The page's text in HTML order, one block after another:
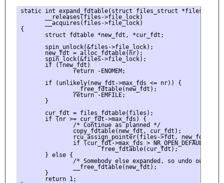
static int expand_fdtable(struct files_struct *files, int
       __releases(files->file_lock)
       __acquires(files->file_lock)
{
       struct fdtable *new_fdt, *cur_fdt;
       spin_unlock(&files->file_lock);
       new_fdt = alloc_fdtable(nr);
       spin_lock(&files->file_lock);
       if (!new_fdt)
               return -ENOMEM;
       if (unlikely(new_fdt->max_fds <= nr)) {
               __free_fdtable(new_fdt);
               return -EMFILE;
       }
       cur_fdt = files_fdtable(files);
       if (nr >= cur_fdt->max_fds) {
               /* Continue as planned */
               copy_fdtable(new_fdt, cur_fdt);
               rcu_assign_pointer(files->fdt, new_fdt);
               if (cur_fdt->max_fds > NR_OPEN_DEFAULT)
                       free_fdtable(cur_fdt);
       } else {
/* Somebody else expanded, so undo our
               __free_fdtable(new_fdt);
       }
       return 1;